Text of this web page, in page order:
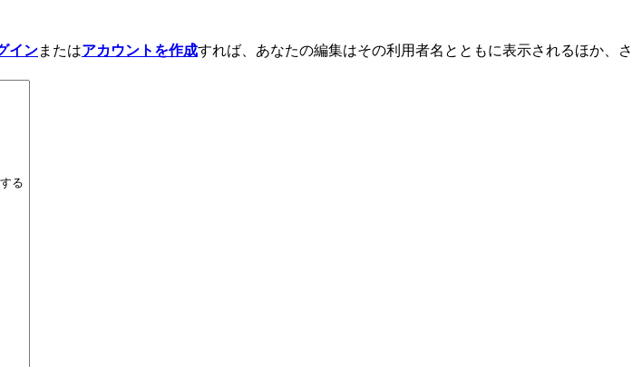
インまたはアカウントを作成すれば、あなたの編集はその利用者名とともに表示されるほか、さ